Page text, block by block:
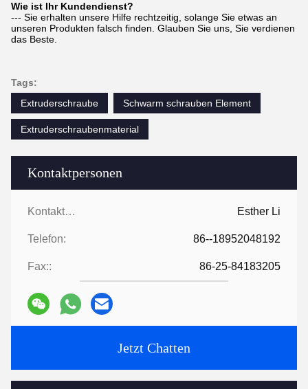
Kontaktpersonen
Kontaktpersonen: Esther Li
Telefon: 86--18952048192
Fax:: 86-25-84183205
Jetzt Chatten
Wie ist Ihr Kundendienst?
--- Sie erhalten unsere Hilfe rechtzeitig, solange Sie etwas an
unseren Produkten falsch finden. Glauben Sie uns, Sie verdienen
das Beste.
Tags:
Extruderschraube
Schwarm schrauben Element
Extruderschraubenmaterial